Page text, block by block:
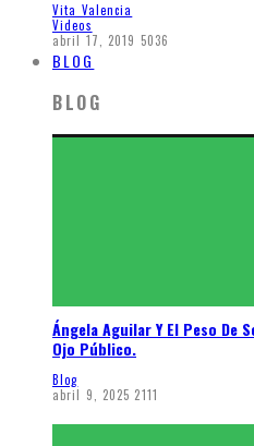
Vita Valencia
Videos
abril 17, 2019 5036
BLOG
BLOG
Ángela Aguilar Y El Peso De
Ojo Público.
Blog
abril 9, 2025 2111